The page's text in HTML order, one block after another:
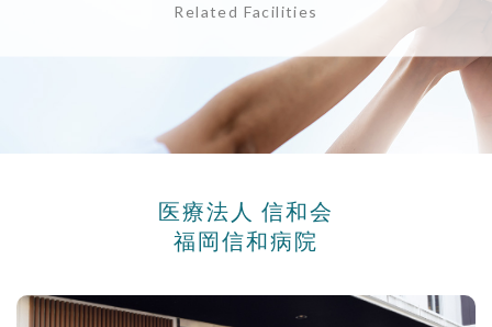
Related Facilities
医療法人 信和会
福岡信和病院